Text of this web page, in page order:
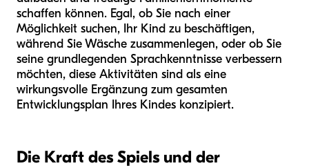
schaffen können. Egal, ob Sie nach einer
Möglichkeit suchen, Ihr Kind zu beschäftigen,
während Sie Wäsche zusammenlegen, oder ob Sie
seine grundlegenden Sprachkenntnisse verbessern
möchten, diese Aktivitäten sind als eine
wirkungsvolle Ergänzung zum gesamten
Entwicklungsplan Ihres Kindes konzipiert.
Die Kraft des Spiels und der